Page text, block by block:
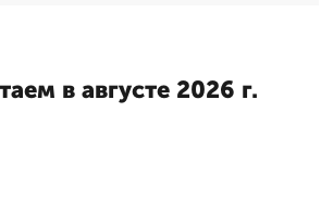
в августе 2026 г.